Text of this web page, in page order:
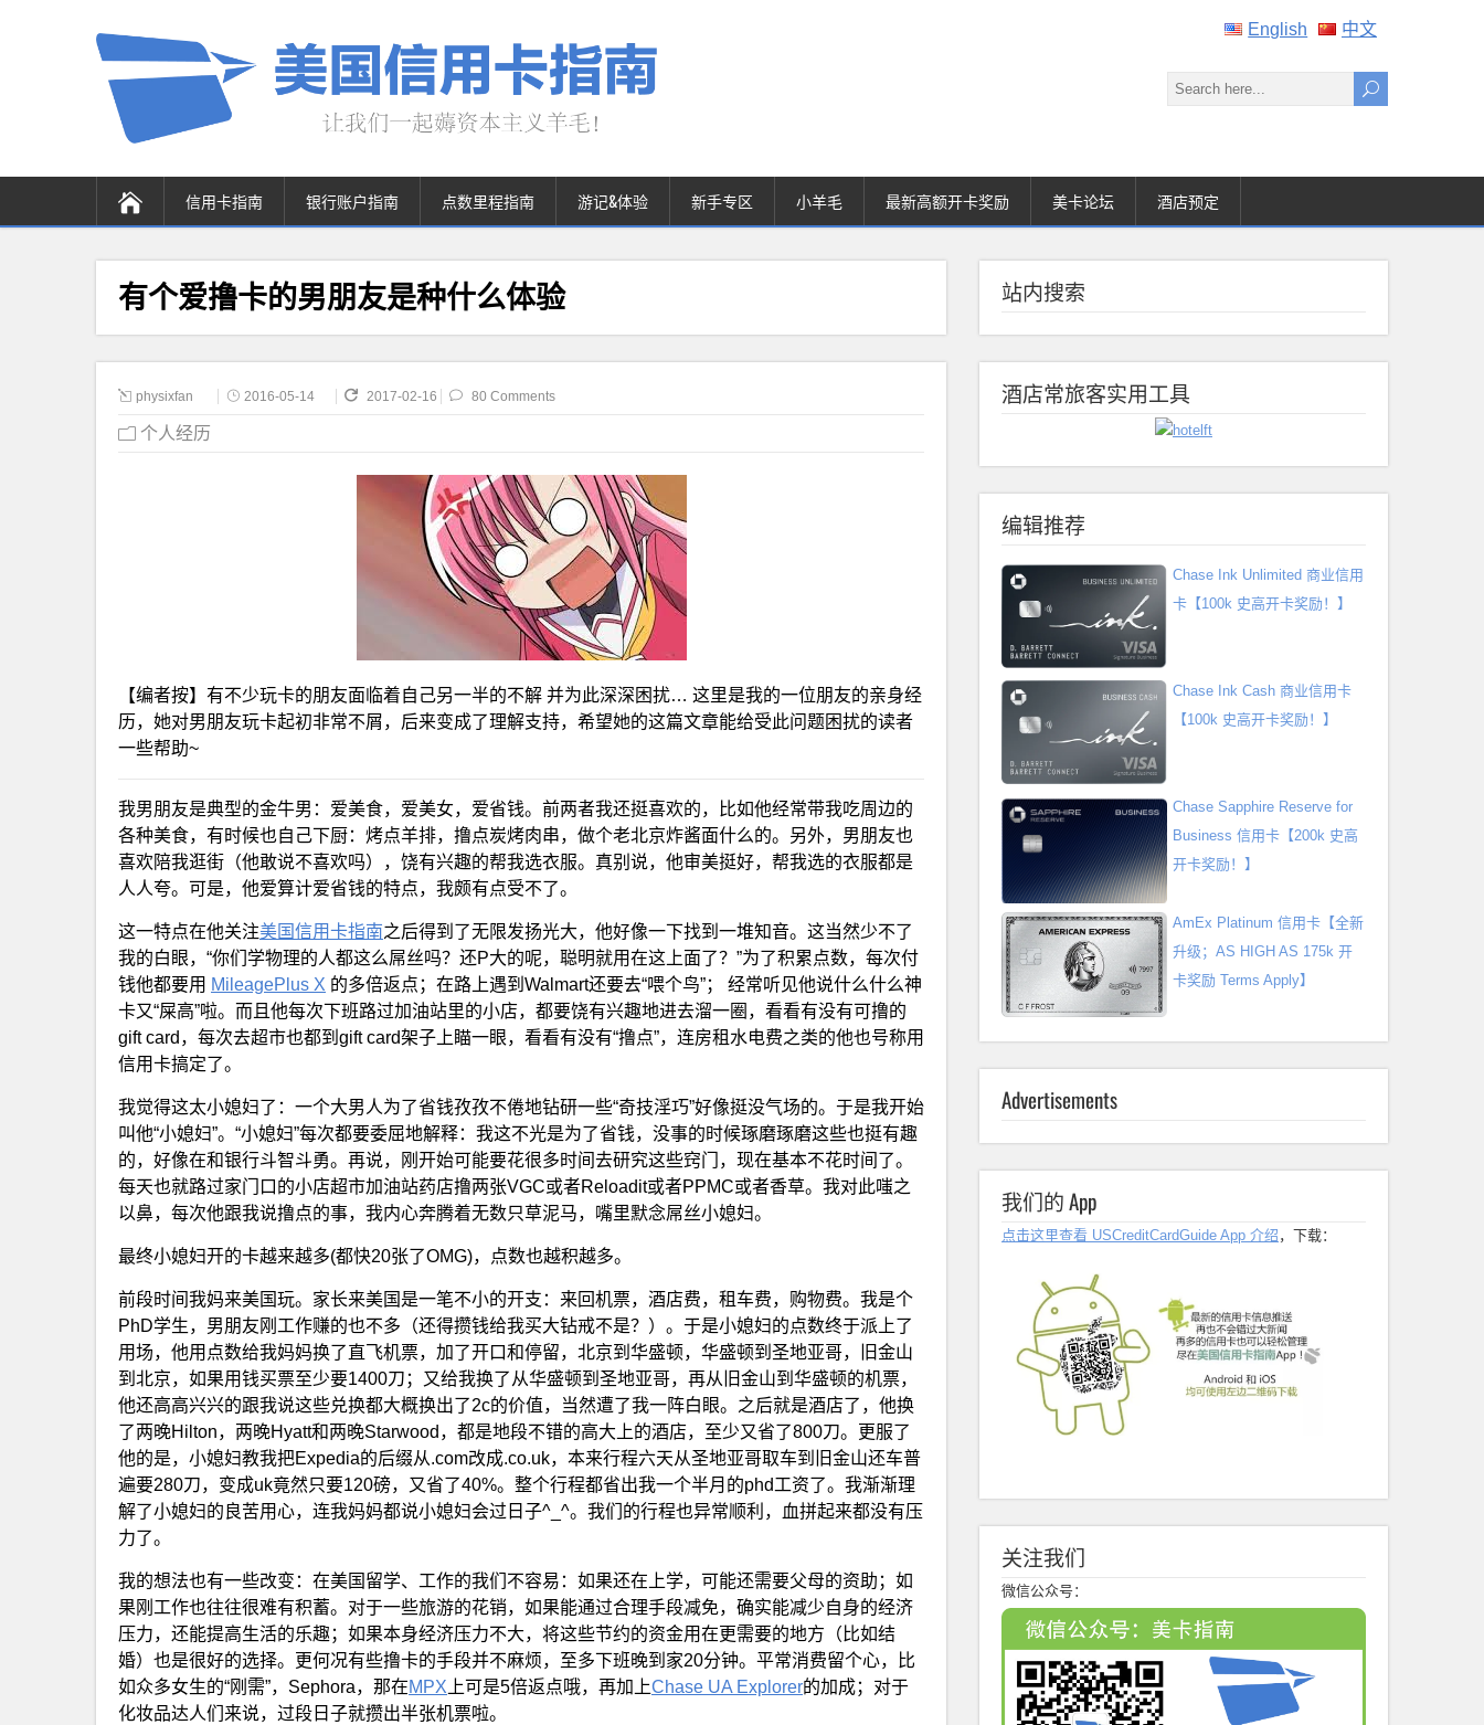
English 中文
信用卡指南 银行账户指南 点数里程指南 游记&体验 新手专区 小羊毛 最新高额开卡奖励 美卡论坛 酒店预定
有个爱撸卡的男朋友是种什么体验
physixfan 2016-05-14 2017-02-16 80 Comments
个人经历
【编者按】有不少玩卡的朋友面临着自己另一半的不解 并为此深深困扰… 这里是我的一位朋友的亲身经
历，她对男朋友玩卡起初非常不屑，后来变成了理解支持，希望她的这篇文章能给受此问题困扰的读者
一些帮助~
我男朋友是典型的金牛男：爱美食，爱美女，爱省钱。前两者我还挺喜欢的，比如他经常带我吃周边的
各种美食，有时候也自己下厨：烤点羊排，撸点炭烤肉串，做个老北京炸酱面什么的。另外，男朋友也
喜欢陪我逛街（他敢说不喜欢吗），饶有兴趣的帮我选衣服。真别说，他审美挺好，帮我选的衣服都是
人人夸。可是，他爱算计爱省钱的特点，我颇有点受不了。
这一特点在他关注美国信用卡指南之后得到了无限发扬光大，他好像一下找到一堆知音。这当然少不了
我的白眼，“你们学物理的人都这么屌丝吗？还P大的呢，聪明就用在这上面了？”为了积累点数，每次付
钱他都要用 MileagePlus X 的多倍返点；在路上遇到Walmart还要去“喂个鸟”； 经常听见他说什么什么神
卡又“屎高”啦。而且他每次下班路过加油站里的小店，都要饶有兴趣地进去溜一圈，看看有没有可撸的
gift card，每次去超市也都到gift card架子上瞄一眼，看看有没有“撸点”，连房租水电费之类的他也号称用
信用卡搞定了。
我觉得这太小媳妇了：一个大男人为了省钱孜孜不倦地钻研一些“奇技淫巧”好像挺没气场的。于是我开始
叫他“小媳妇”。“小媳妇”每次都要委屈地解释：我这不光是为了省钱，没事的时候琢磨琢磨这些也挺有趣
的，好像在和银行斗智斗勇。再说，刚开始可能要花很多时间去研究这些窍门，现在基本不花时间了。
每天也就路过家门口的小店超市加油站药店撸两张VGC或者Reloadit或者PPMC或者香草。我对此嗤之
以鼻，每次他跟我说撸点的事，我内心奔腾着无数只草泥马，嘴里默念屌丝小媳妇。
最终小媳妇开的卡越来越多(都快20张了OMG)，点数也越积越多。
前段时间我妈来美国玩。家长来美国是一笔不小的开支：来回机票，酒店费，租车费，购物费。我是个
PhD学生，男朋友刚工作赚的也不多（还得攒钱给我买大钻戒不是？）。于是小媳妇的点数终于派上了
用场，他用点数给我妈妈换了直飞机票，加了开口和停留，北京到华盛顿，华盛顿到圣地亚哥，旧金山
到北京，如果用钱买票至少要1400刀；又给我换了从华盛顿到圣地亚哥，再从旧金山到华盛顿的机票，
他还高高兴兴的跟我说这些兑换都大概换出了2c的价值，当然遭了我一阵白眼。之后就是酒店了，他换
了两晚Hilton，两晚Hyatt和两晚Starwood，都是地段不错的高大上的酒店，至少又省了800刀。更服了
他的是，小媳妇教我把Expedia的后缀从.com改成.co.uk，本来行程六天从圣地亚哥取车到旧金山还车普
遍要280刀，变成uk竟然只要120磅，又省了40%。整个行程都省出我一个半月的phd工资了。我渐渐理
解了小媳妇的良苦用心，连我妈妈都说小媳妇会过日子^_^。我们的行程也异常顺利，血拼起来都没有压
力了。
我的想法也有一些改变：在美国留学、工作的我们不容易：如果还在上学，可能还需要父母的资助；如
果刚工作也往往很难有积蓄。对于一些旅游的花销，如果能通过合理手段减免，确实能减少自身的经济
压力，还能提高生活的乐趣；如果本身经济压力不大，将这些节约的资金用在更需要的地方（比如结
婚）也是很好的选择。更何况有些撸卡的手段并不麻烦，至多下班晚到家20分钟。平常消费留个心，比
如众多女生的“刚需”，Sephora，那在MPX 上可是5倍返点哦，再加上Chase UA Explorer的加成；对于
化妆品达人们来说，过段日子就攒出半张机票啦。
站内搜索
酒店常旅客实用工具
编辑推荐
Chase Ink Unlimited 商业信用
卡【100k 史高开卡奖励！】
Chase Ink Cash 商业信用卡
【100k 史高开卡奖励！】
Chase Sapphire Reserve for
Business 信用卡【200k 史高
开卡奖励！】
AmEx Platinum 信用卡【全新
升级；AS HIGH AS 175k 开
卡奖励 Terms Apply】
Advertisements
我们的 App
点击这里查看 USCreditCardGuide App 介绍 ，下载：
关注我们
微信公众号：